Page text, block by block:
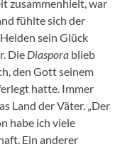
zusammenhielt, war
fühlte sich der
sein Glück
Die Diaspora blieb
den Gott seinem
hatte. Immer
Land der Väter. „Der
habe ich viele
Ein anderer